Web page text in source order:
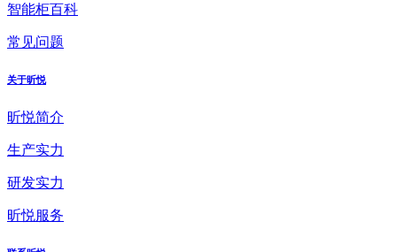
智能柜百科
常见问题
关于昕悦
昕悦简介
生产实力
研发实力
昕悦服务